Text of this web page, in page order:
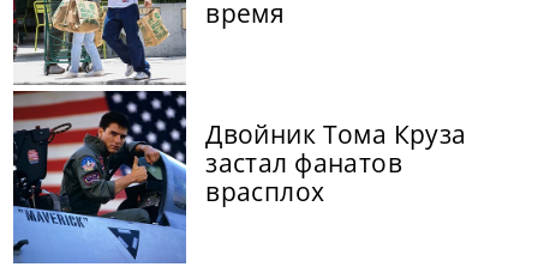
время
Двойник Тома Круза
застал фанатов
врасплох